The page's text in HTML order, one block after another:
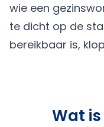
wie een
te dicht op de
bereikbaar is,
Wat